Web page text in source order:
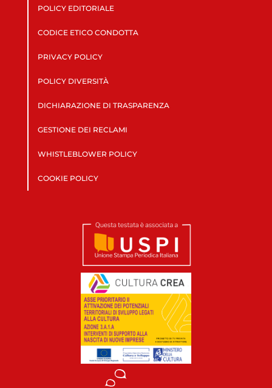
POLICY EDITORIALE
CODICE ETICO CONDOTTA
PRIVACY POLICY
POLICY DIVERSITÀ
DICHIARAZIONE DI TRASPARENZA
GESTIONE DEI RECLAMI
WHISTLEBLOWER POLICY
COOKIE POLICY